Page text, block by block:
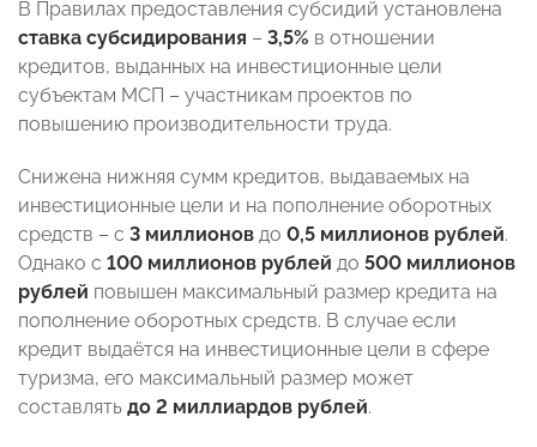
В Правилах предоставления субсидий установлена
ставка субсидирования – 3,5% в отношении
кредитов, выданных на инвестиционные цели
субъектам МСП – участникам проектов по
повышению производительности труда.
Снижена нижняя сумм кредитов, выдаваемых на
инвестиционные цели и на пополнение оборотных
средств – с 3 миллионов до 0,5 миллионов рублей.
Однако с 100 миллионов рублей до 500 миллионов
рублей повышен максимальный размер кредита на
пополнение оборотных средств. В случае если
кредит выдаётся на инвестиционные цели в сфере
туризма, его максимальный размер может
составлять до 2 миллиардов рублей.